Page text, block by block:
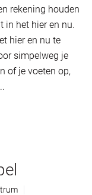
rekening houden
in het hier en nu.
hier en nu te
simpelweg je
of je voeten op,